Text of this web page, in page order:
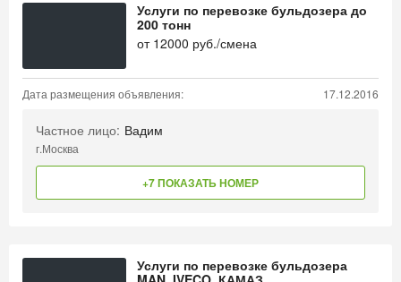
Услуги по перевозке бульдозера до
200 тонн
от 12000 руб./смена
Дата размещения объявления: 17.12.2016
Частное лицо: Вадим
г.Москва
+7 ПОКАЗАТЬ НОМЕР
Услуги по перевозке бульдозера